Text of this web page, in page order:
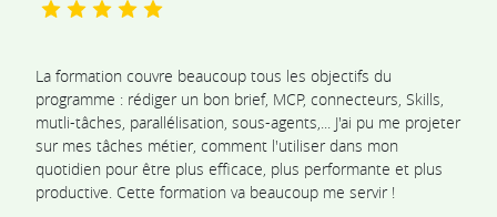
La formation couvre beaucoup tous les objectifs du
programme : rédiger un bon brief, MCP, connecteurs, Skills,
mutli-tâches, parallélisation, sous-agents,... J'ai pu me projeter
sur mes tâches métier, comment l'utiliser dans mon
quotidien pour être plus efficace, plus performante et plus
productive. Cette formation va beaucoup me servir !